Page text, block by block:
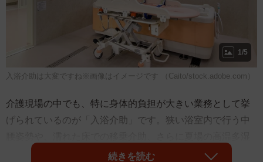
1/5
入浴介助は大変ですね※画像はイメージです （Caito/stock.adobe.com）
介護現場の中でも、特に身体的負担が大きい業務として挙
げられているのが「入浴介助」です。狭い浴室内で行う中
な環境など、介助者には心身の両面で大きな負荷がかかり
続きを読む